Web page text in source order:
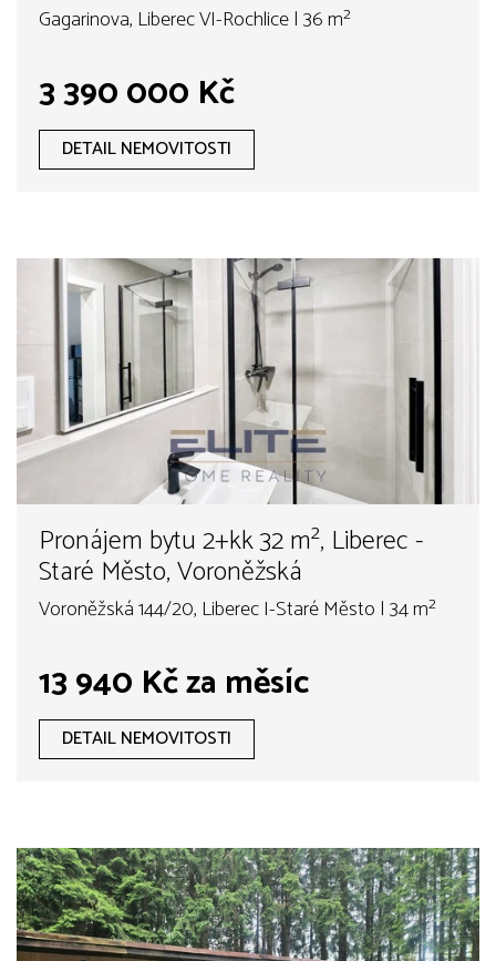
Gagarinova, Liberec VI-Rochlice | 36 m²
3 390 000 Kč
DETAIL NEMOVITOSTI
Pronájem bytu 2+kk 32 m², Liberec -
Staré Město, Voroněžská
Voroněžská 144/20, Liberec I-Staré Město | 34 m²
13 940 Kč za měsíc
DETAIL NEMOVITOSTI